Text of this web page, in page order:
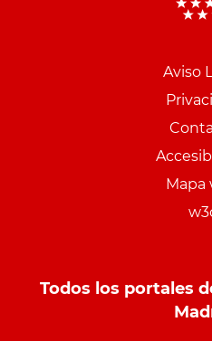
Aviso
Mapa
Todos los portales